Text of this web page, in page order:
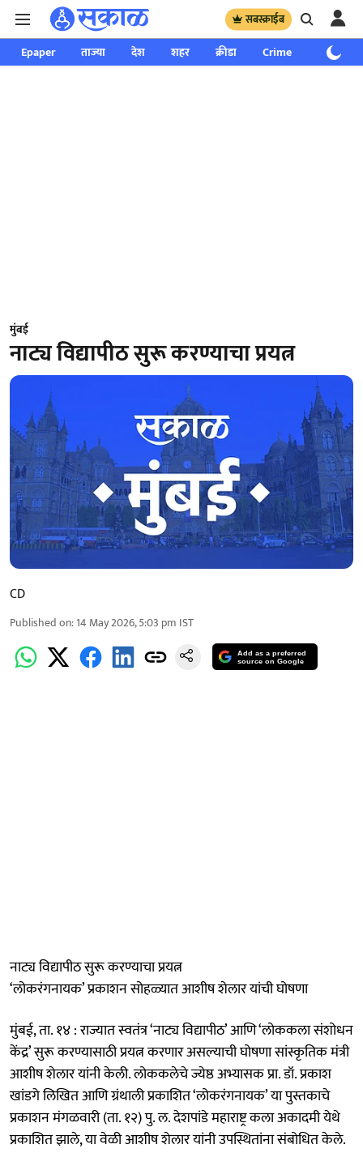
सबस्क्राईब
Epaper ताज्या देश शहर क्रीडा Crime साप्ताहिक
मुंबई
नाट्य विद्यापीठ सुरू करण्याचा प्रयत्न
CD
Published on:14 May 2026, 5:03 pm IST
Add as a preferred
source on Google
नाट्य विद्यापीठ सुरू करण्याचा प्रयत्न
‘लोकरंगनायक’ प्रकाशन सोहळ्यात आशीष शेलार यांची घोषणा
मुंबई, ता. १४ : राज्यात स्वतंत्र ‘नाट्य विद्यापीठ’ आणि ‘लोककला संशोधन
केंद्र’ सुरू करण्यासाठी प्रयत्न करणार असल्याची घोषणा सांस्कृतिक मंत्री
आशीष शेलार यांनी केली. लोककलेचे ज्येष्ठ अभ्यासक प्रा. डॉ. प्रकाश
खांडगे लिखित आणि ग्रंथाली प्रकाशित ‘लोकरंगनायक’ या पुस्तकाचे
प्रकाशन मंगळवारी (ता. १२) पु. ल. देशपांडे महाराष्ट्र कला अकादमी येथे
प्रकाशित झाले, या वेळी आशीष शेलार यांनी उपस्थितांना संबोधित केले.